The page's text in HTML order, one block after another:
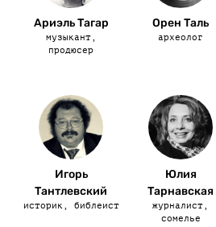
Ариэль Тагар
музыкант,
продюсер
Орен Таль
археолог
Игорь
Тантлевский
историк, библеист
Юлия
Тарнавская
журналист,
сомелье